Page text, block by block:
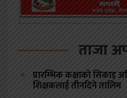
ताजा
प्रारम्भिक कक्षाको सिकाइ
शिक्षकलाई तीनदिने तालिम